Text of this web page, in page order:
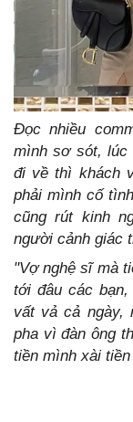
Đọc nhiều
mình sơ sót, lúc
đi về thì khách
phải mình cố
cũng rút kinh
người cảnh giác
"Vợ nghệ sĩ mà
tới đâu các
vất vả cả ngày,
pha vì đàn ông
tiền mình xài